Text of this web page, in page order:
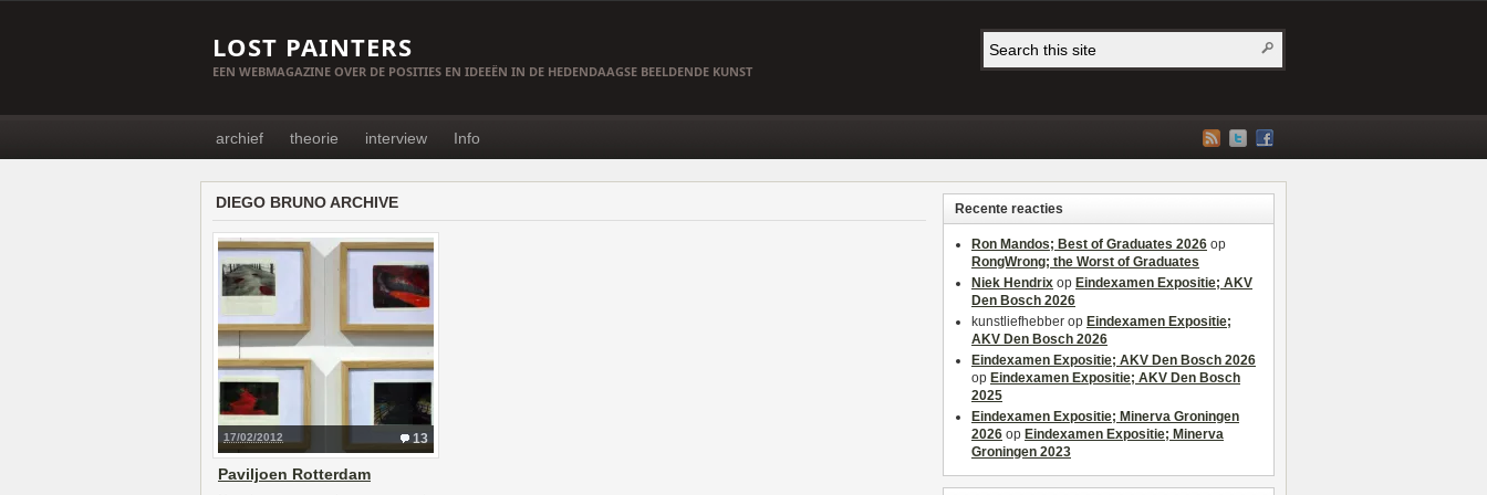
LOST PAINTERS
EEN WEBMAGAZINE OVER DE POSITIES EN IDEEËN IN DE HEDENDAAGSE BEELDENDE KUNST
archief theorie interview Info
DIEGO BRUNO ARCHIVE
13
17/02/2012
Paviljoen Rotterdam
Recente reacties
Ron Mandos; Best of Graduates 2026 op
RongWrong; the Worst of Graduates
Niek Hendrix op Eindexamen Expositie; AKV
Den Bosch 2026
kunstliefhebber op Eindexamen Expositie;
AKV Den Bosch 2026
Eindexamen Expositie; AKV Den Bosch 2026
op Eindexamen Expositie; AKV Den Bosch
2025
Eindexamen Expositie; Minerva Groningen
2026 op Eindexamen Expositie; Minerva
Groningen 2023